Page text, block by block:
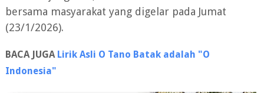
bersama masyarakat yang digelar pada Jumat
(23/1/2026).
BACA JUGA Lirik Asli O Tano Batak adalah "O
Indonesia"